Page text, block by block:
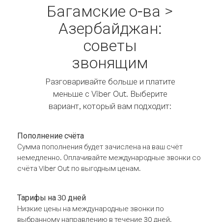
Багамские о-ва >
Азербайджан:
советы
звонящим
Разговаривайте больше и платите
меньше с Viber Out. Выберите
вариант, который вам подходит:
Пополнение счёта
Сумма пополнения будет зачислена на ваш счёт
немедленно. Оплачивайте международные звонки со
счёта Viber Out по выгодным ценам.
Тарифы на 30 дней
Низкие цены на международные звонки по
выбранному направлению в течение 30 дней.